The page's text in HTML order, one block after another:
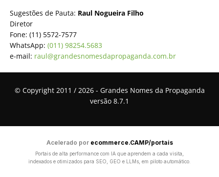
Sugestões de Pauta: Raul Nogueira Filho
Diretor
Fone: (11) 5572-7577
WhatsApp: (011) 98254.5683
e-mail: raul@grandesnomesdapropaganda.com.br
© Copyright 2011 / 2026 - Grandes Nomes da Propaganda
versão 8.7.1
Acelerado por ecommerce.CAMP/portais
Portais de alta performance com IA que aprendem a cada visita,
indexados e otimizados para SEO, GEO e LLMs, em piloto automático.